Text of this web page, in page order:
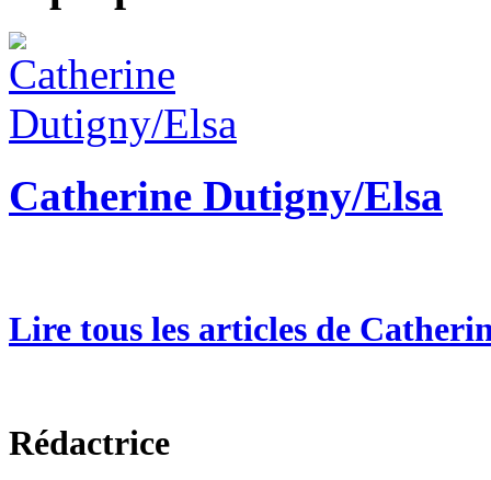
Catherine Dutigny/Elsa
Lire tous les articles de
Rédactrice